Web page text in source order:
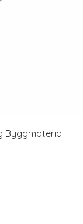
Byggmaterial